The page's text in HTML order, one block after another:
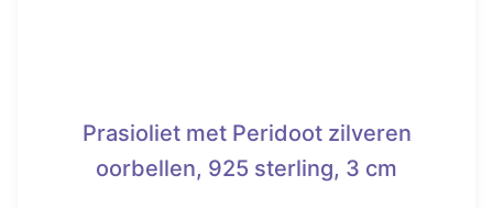
Prasioliet met Peridoot zilveren
oorbellen, 925 sterling, 3 cm